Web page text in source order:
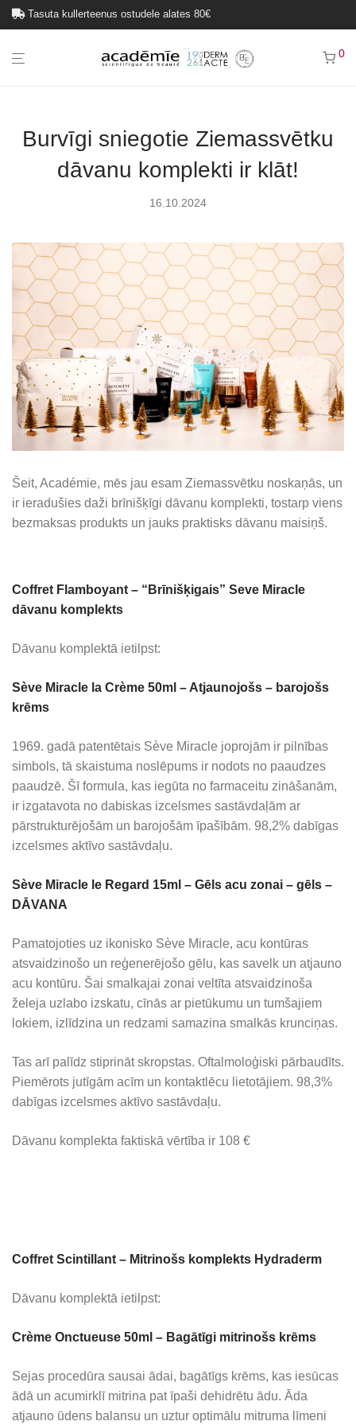
Tasuta kullerteenus ostudele alates 80€
0
Burvīgi sniegotie Ziemassvētku
dāvanu komplekti ir klāt!
16.10.2024
Šeit, Académie, mēs jau esam Ziemassvētku noskaņās, un
ir ieradušies daži brīnišķīgi dāvanu komplekti, tostarp viens
bezmaksas produkts un jauks praktisks dāvanu maisiņš.
Coffret Flamboyant – “Brīnišķigais” Seve Miracle
dāvanu komplekts
Dāvanu komplektā ietilpst:
Sève Miracle la Crème 50ml – Atjaunojošs – barojošs
krēms
1969. gadā patentētais Sève Miracle joprojām ir pilnības
simbols, tā skaistuma noslēpums ir nodots no paaudzes
paaudzē. Šī formula, kas iegūta no farmaceitu zināšanām,
ir izgatavota no dabiskas izcelsmes sastāvdaļām ar
pārstrukturējošām un barojošām īpašībām. 98,2% dabīgas
izcelsmes aktīvo sastāvdaļu.
Sève Miracle le Regard 15ml – Gēls acu zonai – gēls –
DĀVANA
Pamatojoties uz ikonisko Sève Miracle, acu kontūras
atsvaidzinošo un reģenerējošo gēlu, kas savelk un atjauno
acu kontūru. Šai smalkajai zonai veltīta atsvaidzinoša
želeja uzlabo izskatu, cīnās ar pietūkumu un tumšajiem
lokiem, izlīdzina un redzami samazina smalkās krunciņas.
Tas arī palīdz stiprināt skropstas. Oftalmoloģiski pārbaudīts.
Piemērots jutīgām acīm un kontaktlēcu lietotājiem. 98,3%
dabīgas izcelsmes aktīvo sastāvdaļu.
Dāvanu komplekta faktiskā vērtība ir 108 €
Coffret Scintillant – Mitrinošs komplekts Hydraderm
Dāvanu komplektā ietilpst:
Crème Onctueuse 50ml – Bagātīgi mitrinošs krēms
Sejas procedūra sausai ādai, bagātīgs krēms, kas iesūcas
ādā un acumirklī mitrina pat īpaši dehidrētu ādu. Āda
atjauno ūdens balansu un uztur optimālu mitruma līmeni